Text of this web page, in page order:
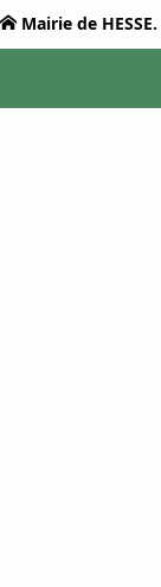
Mairie de HESSE.